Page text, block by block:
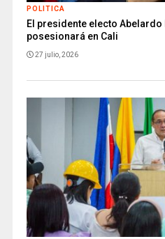
POLITICA
El presidente electo Abelardo
posesionará en Cali
27 julio, 2026